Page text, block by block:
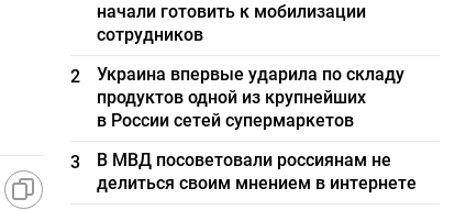
начали готовить к мобилизации
сотрудников
2
Украина впервые ударила по складу
продуктов одной из крупнейших
в России сетей супермаркетов
3
В МВД посоветовали россиянам не
делиться своим мнением в интернете